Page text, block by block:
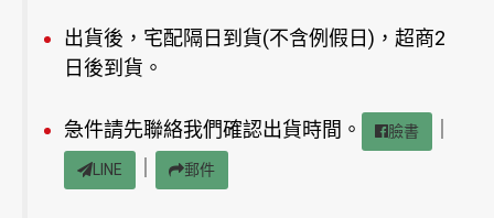
出貨後，宅配隔日到貨(不含例假日)，超商2
日後到貨。
急件請先聯絡我們確認出貨時間。 臉書
LINE 郵件